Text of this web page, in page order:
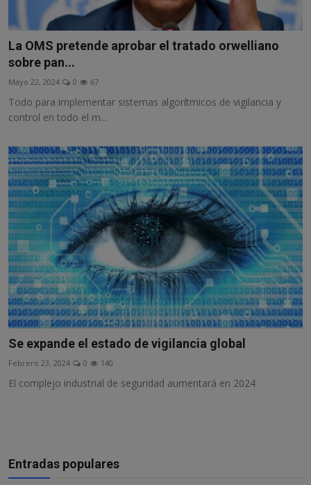
La OMS pretende aprobar el tratado orwelliano
sobre pan...
Mayo 22, 2024 0 67
Todo para implementar sistemas algorítmicos de vigilancia y
control en todo el m...
Se expande el estado de vigilancia global
Febrero 23, 2024 0 140
El complejo industrial de seguridad aumentará en 2024
Entradas populares